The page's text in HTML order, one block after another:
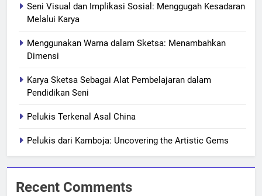
Seni Visual dan Implikasi Sosial: Menggugah Kesadaran
Melalui Karya
Menggunakan Warna dalam Sketsa: Menambahkan
Dimensi
Karya Sketsa Sebagai Alat Pembelajaran dalam
Pendidikan Seni
Pelukis Terkenal Asal China
Pelukis dari Kamboja: Uncovering the Artistic Gems
Recent Comments